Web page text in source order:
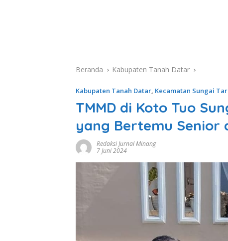
Beranda Kabupaten Tanah Datar
Kabupaten Tanah Datar, Kecamatan Sungai
TMMD di Koto Tuo
yang Bertemu Senior
Redaksi Jurnal Minang
7 Juni 2024